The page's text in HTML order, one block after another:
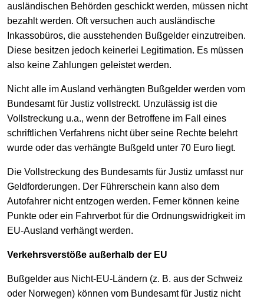
ausländischen Behörden geschickt werden, müssen nicht
bezahlt werden. Oft versuchen auch ausländische
Inkassobüros, die ausstehenden Bußgelder einzutreiben.
Diese besitzen jedoch keinerlei Legitimation. Es müssen
also keine Zahlungen geleistet werden.
Nicht alle im Ausland verhängten Bußgelder werden vom
Bundesamt für Justiz vollstreckt. Unzulässig ist die
Vollstreckung u.a., wenn der Betroffene im Fall eines
schriftlichen Verfahrens nicht über seine Rechte belehrt
wurde oder das verhängte Bußgeld unter 70 Euro liegt.
Die Vollstreckung des Bundesamts für Justiz umfasst nur
Geldforderungen. Der Führerschein kann also dem
Autofahrer nicht entzogen werden. Ferner können keine
Punkte oder ein Fahrverbot für die Ordnungswidrigkeit im
EU-Ausland verhängt werden.
Verkehrsverstöße außerhalb der EU
Bußgelder aus Nicht-EU-Ländern (z. B. aus der Schweiz
oder Norwegen) können vom Bundesamt für Justiz nicht